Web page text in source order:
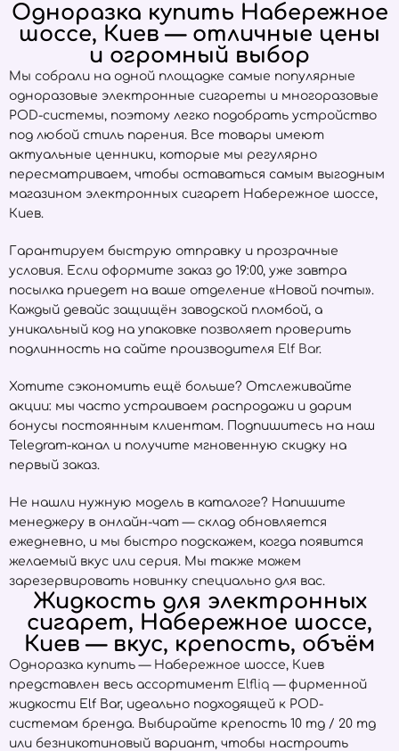
Одноразка купить Набережное
шоссе, Киев — отличные цены
и огромный выбор
Мы собрали на одной площадке самые популярные
одноразовые электронные сигареты и многоразовые
POD-системы, поэтому легко подобрать устройство
под любой стиль парения. Все товары имеют
актуальные ценники, которые мы регулярно
пересматриваем, чтобы оставаться самым выгодным
магазином электронных сигарет Набережное шоссе,
Киев.
Гарантируем быструю отправку и прозрачные
условия. Если оформите заказ до 19:00, уже завтра
посылка приедет на ваше отделение «Новой почты».
Каждый девайс защищён заводской пломбой, а
уникальный код на упаковке позволяет проверить
подлинность на сайте производителя Elf Bar.
Хотите сэкономить ещё больше? Отслеживайте
акции: мы часто устраиваем распродажи и дарим
бонусы постоянным клиентам. Подпишитесь на наш
Telegram-канал и получите мгновенную скидку на
первый заказ.
Не нашли нужную модель в каталоге? Напишите
менеджеру в онлайн-чат — склад обновляется
ежедневно, и мы быстро подскажем, когда появится
желаемый вкус или серия. Мы также можем
зарезервировать новинку специально для вас.
Жидкость для электронных
сигарет, Набережное шоссе,
Киев — вкус, крепость, объём
Одноразка купить — Набережное шоссе, Киев
представлен весь ассортимент Elfliq — фирменной
жидкости Elf Bar, идеально подходящей к POD-
системам бренда. Выбирайте крепость 10 mg / 20 mg
или безникотиновый вариант, чтобы настроить